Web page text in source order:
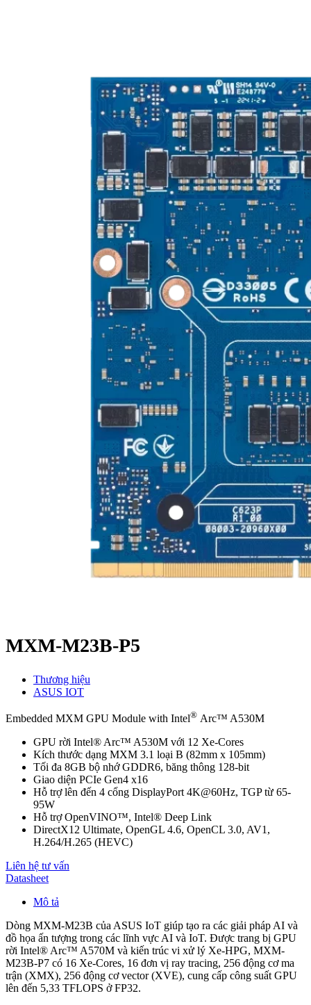
MXM-M23B-P5
Thương hiệu
ASUS IOT
Embedded MXM GPU Module with Intel® Arc™ A530M
GPU rời Intel® Arc™ A530M với 12 Xe-Cores
Kích thước dạng MXM 3.1 loại B (82mm x 105mm)
Tối đa 8GB bộ nhớ GDDR6, băng thông 128-bit
Giao diện PCIe Gen4 x16
Hỗ trợ lên đến 4 cổng DisplayPort 4K@60Hz, TGP từ 65-
95W
Hỗ trợ OpenVINO™, Intel® Deep Link
DirectX12 Ultimate, OpenGL 4.6, OpenCL 3.0, AV1,
H.264/H.265 (HEVC)
Liên hệ tư vấn
Datasheet
Mô tả
Dòng MXM-M23B của ASUS IoT giúp tạo ra các giải pháp AI và
đồ họa ấn tượng trong các lĩnh vực AI và IoT. Được trang bị GPU
rời Intel® Arc™ A570M và kiến trúc vi xử lý Xe-HPG, MXM-
M23B-P7 có 16 Xe-Cores, 16 đơn vị ray tracing, 256 động cơ ma
trận (XMX), 256 động cơ vector (XVE), cung cấp công suất GPU
lên đến 5,33 TFLOPS ở FP32.